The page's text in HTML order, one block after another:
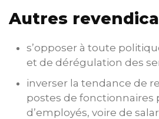
Autres
s’opposer à toute
et de dérégulation des
inverser la tendance de
postes de fonctionnaires
d’employés, voire de